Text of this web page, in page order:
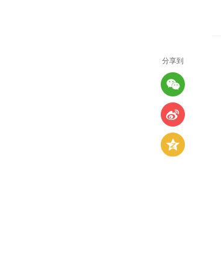
分享到